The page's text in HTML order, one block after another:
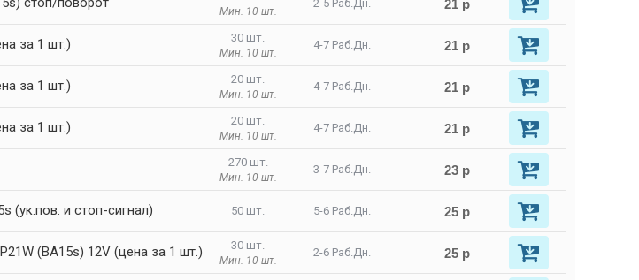
Мин. 10 шт.
2-5 Раб.Дн. 21 р
за 1 шт.) 30 шт.
Мин. 10 шт.
4-7 Раб.Дн. 21 р
за 1 шт.) 20 шт.
Мин. 10 шт.
4-7 Раб.Дн. 21 р
за 1 шт.) 20 шт.
Мин. 10 шт.
4-7 Раб.Дн. 21 р
270 шт.
Мин. 10 шт.
3-7 Раб.Дн. 23 р
(ук.пов. и стоп-сигнал) 50 шт. 5-6 Раб.Дн. 25 р
(BA15s) 12V (цена за 1 шт.) 30 шт.
Мин. 10 шт.
2-6 Раб.Дн. 25 р